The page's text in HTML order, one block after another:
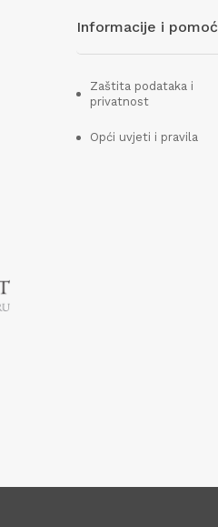
Informacije i pomoć
Zaštita podataka i
privatnost
Opći uvjeti i pravila